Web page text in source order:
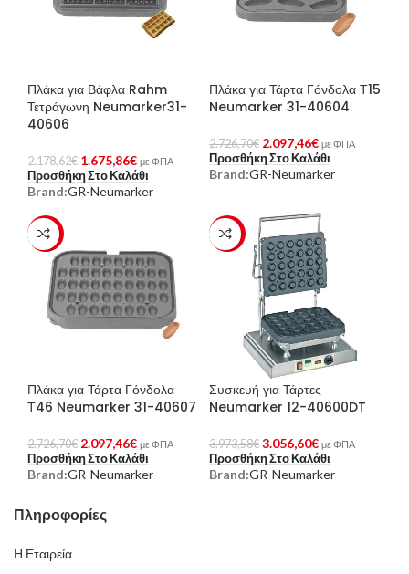
Πλάκα για Βάφλα Rahm
Τετράγωνη Neumarker31-
40606
2.178,62€ 1.675,86€ με ΦΠΑ
Προσθήκη Στο Καλάθι
Brand:GR-Neumarker
Πλάκα για Τάρτα Γόνδολα Τ15
Neumarker 31-40604
2.726,70€ 2.097,46€ με ΦΠΑ
Προσθήκη Στο Καλάθι
Brand:GR-Neumarker
-23%
Πλάκα για Τάρτα Γόνδολα
Τ46 Neumarker 31-40607
2.726,70€ 2.097,46€ με ΦΠΑ
Προσθήκη Στο Καλάθι
Brand:GR-Neumarker
-23%
Συσκευή για Τάρτες
Neumarker 12-40600DT
3.973,58€ 3.056,60€ με ΦΠΑ
Προσθήκη Στο Καλάθι
Brand:GR-Neumarker
Πληροφορίες
Η Εταιρεία